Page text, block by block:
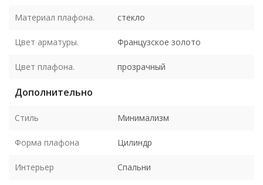
Материал плафона. стекло
Цвет арматуры. Французское золото
Цвет плафона. прозрачный
Дополнительно
Стиль Минимализм
Форма плафона Цилиндр
Интерьер Спальни